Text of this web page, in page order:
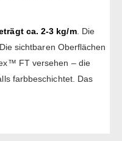
ca. 2-3 kg/m. Die
sichtbaren Oberflächen
FT versehen – die
farbbeschichtet. Das